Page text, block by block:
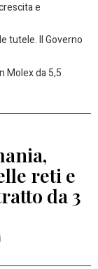
e
tutele. Il Governo
Molex da 5,5
reti e
da 3